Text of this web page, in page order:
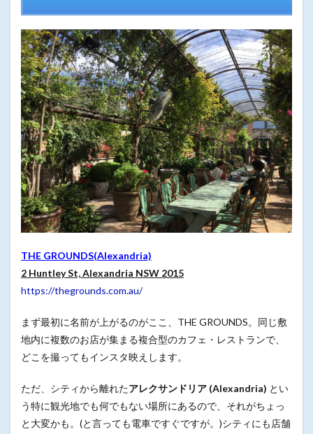
10
Oh!
Matcha
by
Chanoma
11
おわ
りに
THE GROUNDS(Alexandria)
2 Huntley St, Alexandria NSW 2015
https://thegrounds.com.au/
まず最初に名前が上がるのがここ、THE GROUNDS。同じ敷
地内に複数のお店が集まる複合型のカフェ・レストランで、
どこを撮ってもインスタ映えします。
ただ、シティから離れたアレクサンドリア (Alexandria) とい
う特に観光地でも何でもない場所にあるので、それがちょっ
と大変かも。(と言っても電車ですぐですが。)シティにも店舗